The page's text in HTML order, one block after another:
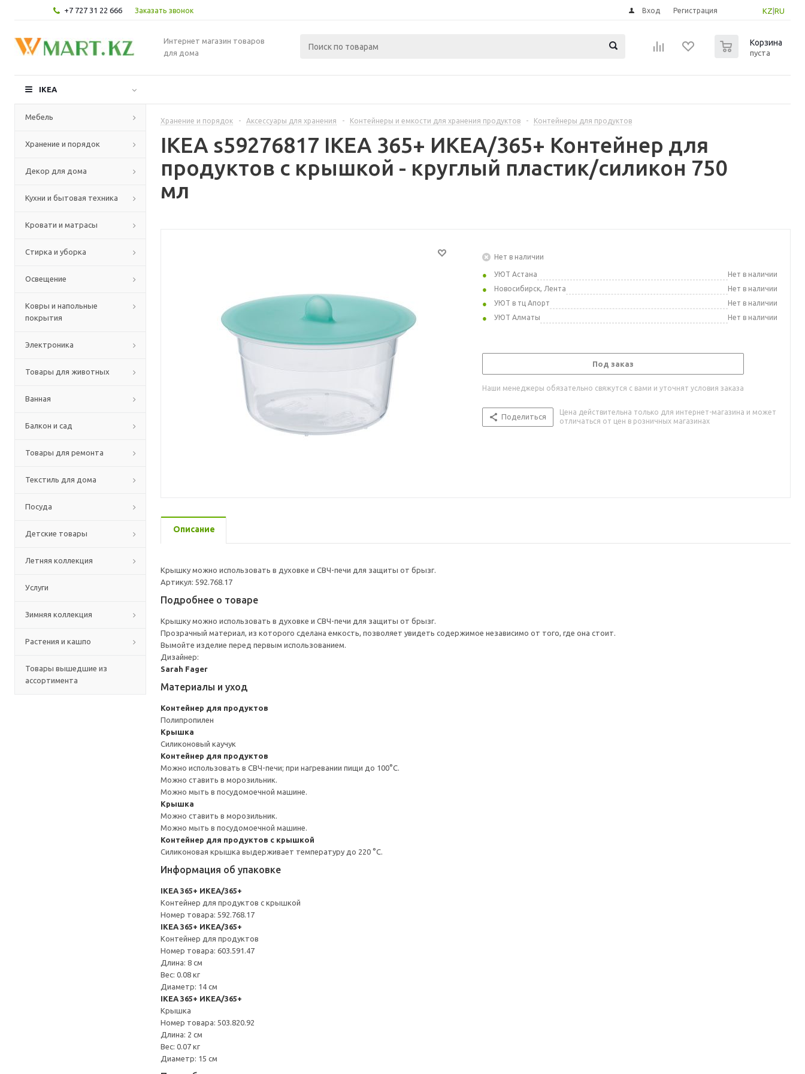
+7 727 31 22 666 Заказать звонок KZ RU
Вход Регистрация
Интернет магазин товаров
для дома
Корзина
пуста
IKEA
Мебель
Хранение и порядок
Декор для дома
Кухни и бытовая техника
Кровати и матрасы
Стирка и уборка
Освещение
Ковры и напольные
покрытия
Электроника
Товары для животных
Ванная
Балкон и сад
Товары для ремонта
Текстиль для дома
Посуда
Детские товары
Летняя коллекция
Услуги
Зимняя коллекция
Растения и кашпо
Товары вышедшие из
ассортимента
Хранение и порядок - Аксессуары для хранения - Контейнеры и емкости для хранения продуктов - Контейнеры для продуктов
IKEA s59276817 IKEA 365+ ИКЕА/365+ Контейнер для
продуктов с крышкой - круглый пластик/силикон 750
мл
Нет в наличии
УЮТ Астана
Нет в наличии
Новосибирск, Лента
Нет в наличии
УЮТ в тц Апорт
Нет в наличии
УЮТ Алматы
Нет в наличии
Под заказ
Наши менеджеры обязательно свяжутся с вами и уточнят условия заказа
Поделиться
Цена действительна только для интернет-магазина и может
отличаться от цен в розничных магазинах
Описание
Крышку можно использовать в духовке и СВЧ-печи для защиты от брызг.
Артикул: 592.768.17
Подробнее о товаре
Крышку можно использовать в духовке и СВЧ-печи для защиты от брызг.
Прозрачный материал, из которого сделана емкость, позволяет увидеть содержимое независимо от того, где она стоит.
Вымойте изделие перед первым использованием.
Дизайнер:
Sarah Fager
Материалы и уход
Контейнер для продуктов
Полипропилен
Крышка
Силиконовый каучук
Контейнер для продуктов
Можно использовать в СВЧ-печи; при нагревании пищи до 100°C.
Можно ставить в морозильник.
Можно мыть в посудомоечной машине.
Крышка
Можно ставить в морозильник.
Можно мыть в посудомоечной машине.
Контейнер для продуктов с крышкой
Силиконовая крышка выдерживает температуру до 220 °C.
Информация об упаковке
IKEA 365+ ИКЕА/365+
Контейнер для продуктов с крышкой
Номер товара: 592.768.17
IKEA 365+ ИКЕА/365+
Контейнер для продуктов
Номер товара: 603.591.47
Длина: 8 см
Вес: 0.08 кг
Диаметр: 14 см
IKEA 365+ ИКЕА/365+
Крышка
Номер товара: 503.820.92
Длина: 2 см
Вес: 0.07 кг
Диаметр: 15 см